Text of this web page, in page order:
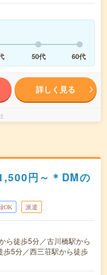
50代 60代
詳しく見る
円～＊DMの
OK 派遣
ら徒歩5分／古川橋駅から
歩5分／西三荘駅から徒歩